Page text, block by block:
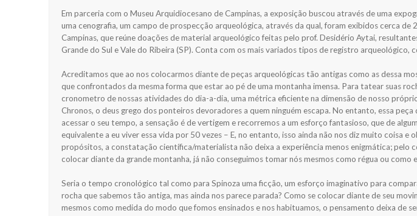
Em parceria com o Museu Arquidiocesano de Campinas, a exposição buscou através de uma
uma cenografia, um campo de prospecção arqueológica, através da qual, foram exibidos cerca
Campinas, que reúne doações de material arqueológico feitas pelo prof. Desidério Aytai,
Grande do Sul e Vale do Ribeira (SP). Conta com os mais variados tipos de registro
Acreditamos que ao nos colocarmos diante de peças arqueológicas tão antigas como as dessa
que confrontados da mesma forma que estar ao pé de uma montanha imensa. Para tatear suas
cronometro de nossas atividades do dia-a-dia, uma métrica eficiente na dimensão de nosso
Chronos, o deus grego dos ponteiros devoradores a quem ninguém escapa. No entanto, essa
acessar o seu tempo, a sensação é de vertigem e recorremos a um esforço fantasioso, que de
equivalente a eu viver essa vida por 50 vezes – E, no entanto, isso ainda não nos diz muito coisa
propósitos, a constatação científica/materialista não deixa a experiência menos enigmática; pelo
colocar diante da grande montanha, já não conseguimos tomar nós mesmos como régua ou como
Seria o tempo cronológico tal como para Spinoza uma ficção, um esforço imaginativo para
rocha que sabemos tão antiga, mas ainda nos parece parada? Como se colocar diante de seu
mesmos como medida do modo que fomos ensinados e nos habituamos, o pensamento deixa de